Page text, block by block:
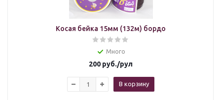
Косая бейка 15мм (132м) бордо
Много
200 руб./рул
В корзину